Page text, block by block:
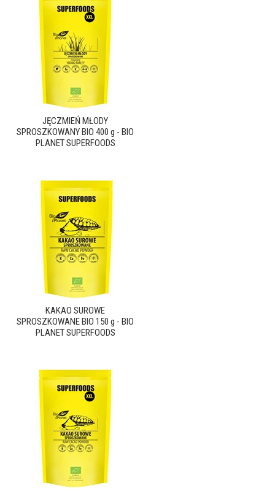
JĘCZMIEŃ MŁODY
SPROSZKOWANY BIO 400 g - BIO
PLANET SUPERFOODS
KAKAO SUROWE
SPROSZKOWANE BIO 150 g - BIO
PLANET SUPERFOODS